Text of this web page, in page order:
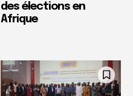
des élections en
Afrique